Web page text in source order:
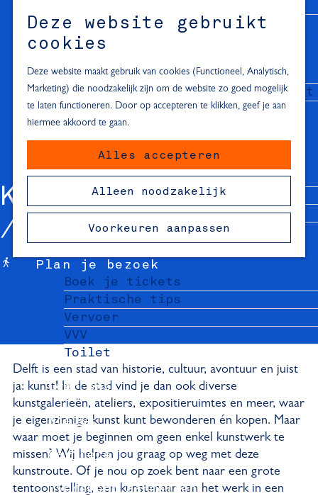
Deze website gebruikt
cookies
Deze website maakt gebruik van cookies (Functioneel, Analytisch,
Marketing) die noodzakelijk zijn om de website zo goed mogelijk
te laten functioneren. Door op accepteren te klikken, geef je aan
hiermee akkoord te gaan.
Alles accepteren
Alleen noodzakelijk
Voorkeuren aanpassen
M
e
n
u
Inspiratie voor een dagje Delft
Dagje naar het strand
Fietsen in de omgeving van Delft
Must-see attracties in de buurt
van Delft
Blijven slapen
24 uur in Delft
48 uur in Delft
72 uur in Delft
Overnachtingslocaties in Delft
Plan je bezoek
Boek je tickets
Praktische tips
Vervoer
VVV
Toilet
Over ons
Nieuws
Partners
Evenement aanmelden
KUNSTROUTE
Delft is een stad van historie, cultuur, avontuur en juist
ja: kunst! In de stad vind je dan ook diverse
kunstgalerieën, ateliers, expositieruimtes en meer, waar
je eigenzinnige kunst kunt bewonderen én kopen. Maar
waar moet je beginnen om geen enkel kunstwerk te
missen? Wij helpen jou graag op weg met deze
kunstroute. Of je nou op zoek bent naar een grote
tentoonstelling, een kunstenaar aan het werk in een